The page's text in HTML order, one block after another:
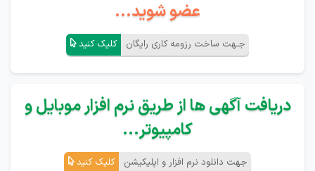
عضو شوید...
جـهت ساخت رزومه کاری رایگان کلیک کنید
دریافت آگهی ها از طریق نرم افزار موبایل و
کامپیوتر...
جهت دانلود نرم افزار و اپلیکیشن کلیک کنید